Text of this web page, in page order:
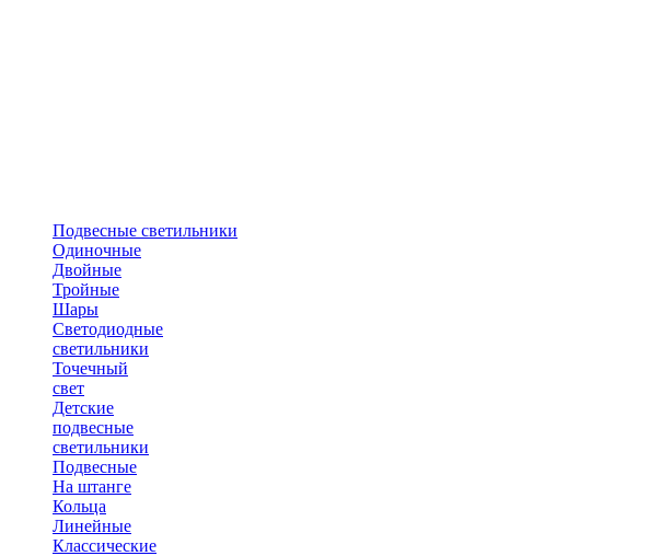
Подвесные светильники
Одиночные
Двойные
Тройные
Шары
Светодиодные
светильники
Точечный
свет
Детские
подвесные
светильники
Подвесные
На штанге
Кольца
Линейные
Классические